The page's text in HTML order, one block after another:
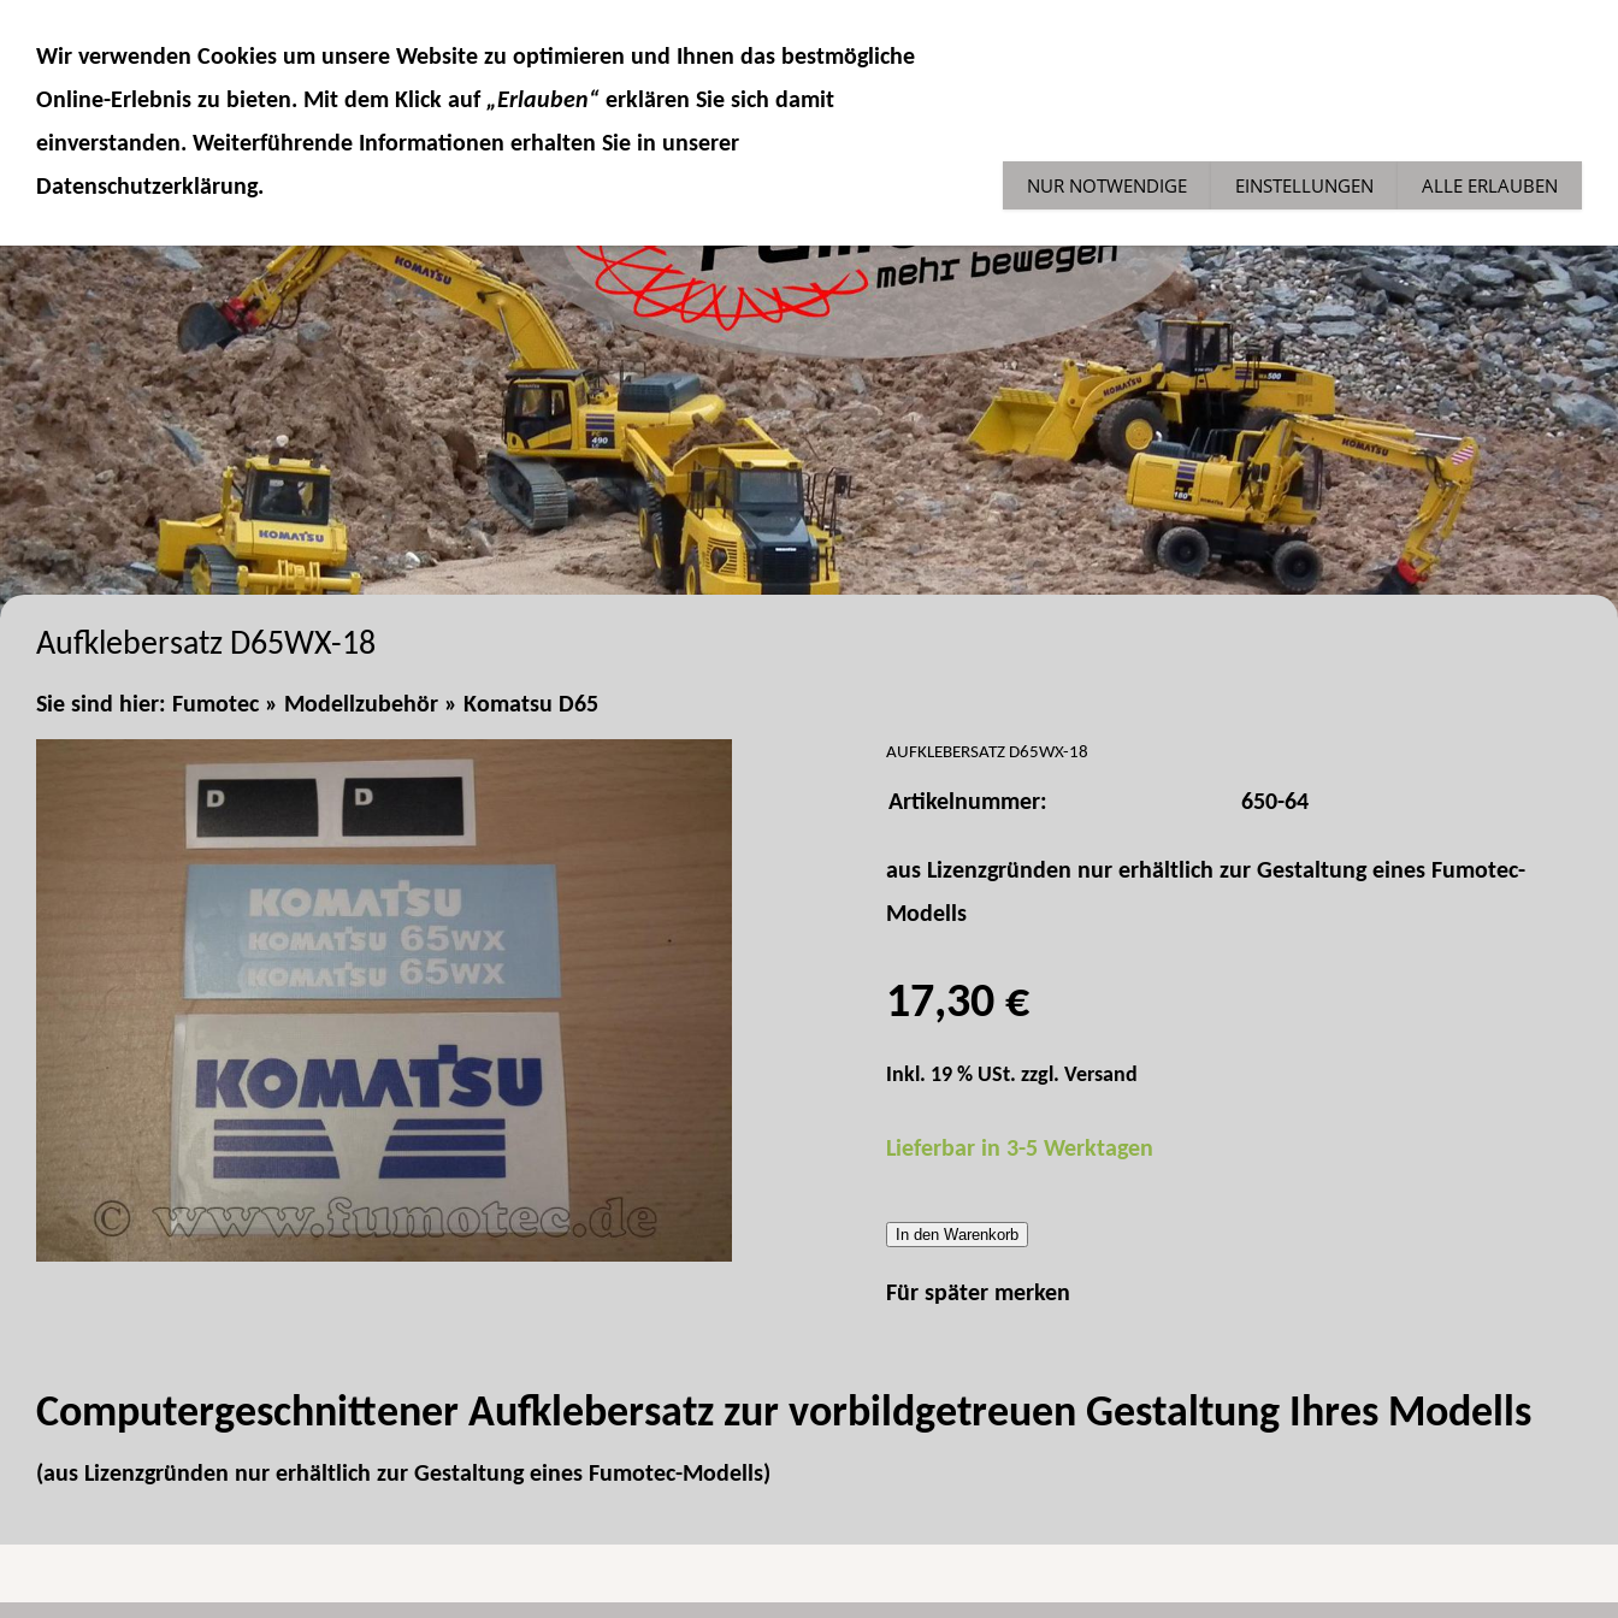
FUMOTEC ONLINESHOP SONDERAKTIONEN ENGLISH-SHOP
Aufklebersatz D65WX-18
Sie sind hier: Fumotec » Modellzubehör » Komatsu D65
AUFKLEBERSATZ D65WX-18
Artikelnummer: 650-64
aus Lizenzgründen nur erhältlich zur Gestaltung eines Fumotec-
Modells
17,30 €
Inkl. 19 % USt. zzgl.Versand
Lieferbar in 3-5 Werktagen
In den Warenkorb
Für später merken
Computergeschnittener Aufklebersatz zur vorbildgetreuen Gestaltung Ihres Modells
(aus Lizenzgründen nur erhältlich zur Gestaltung eines Fumotec-Modells)
Wir verwenden Cookies um unsere Website zu optimieren und Ihnen das bestmögliche
Online-Erlebnis zu bieten. Mit dem Klick auf „Erlauben“ erklären Sie sich damit
einverstanden. Weiterführende Informationen erhalten Sie in unserer
Datenschutzerklärung.
NUR NOTWENDIGE EINSTELLUNGEN ALLE ERLAUBEN